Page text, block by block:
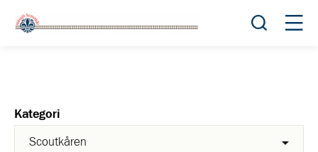
Öppna
Kategori